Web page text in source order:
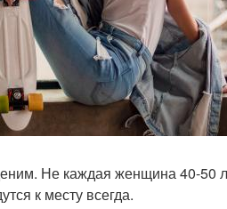
Не каждая женщина 40-50
к месту всегда.